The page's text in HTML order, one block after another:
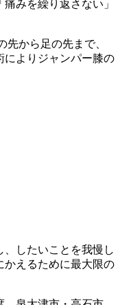
みを繰り返さない」
から足の先まで、
によりジャンパー膝の
したいことを我慢し
かえるために最大限の